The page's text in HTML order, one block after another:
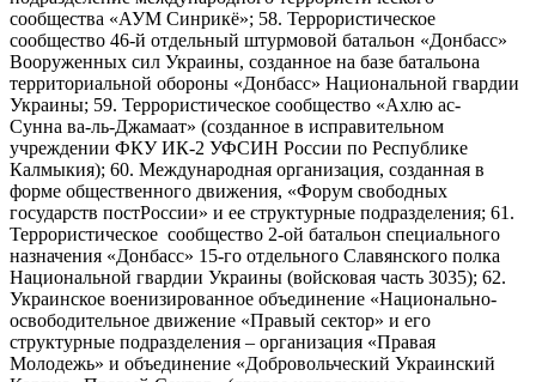
сообщества «АУМ Синрикё»; 58. Террористическое
сообщество 46-й отдельный штурмовой батальон «Донбасс»
Вооруженных сил Украины, созданное на базе батальона
территориальной обороны «Донбасс» Национальной гвардии
Украины; 59. Террористическое сообщество «Ахлю ас-
Сунна ва-ль-Джамаат» (созданное в исправительном
учреждении ФКУ ИК-2 УФСИН России по Республике
Калмыкия); 60. Международная организация, созданная в
форме общественного движения, «Форум свободных
государств постРоссии» и ее структурные подразделения; 61.
Террористическое сообщество 2-ой батальон специального
назначения «Донбасс» 15-го отдельного Славянского полка
Национальной гвардии Украины (войсковая часть 3035); 62.
Украинское военизированное объединение «Национально-
освободительное движение «Правый сектор» и его
структурные подразделения – организация «Правая
Молодежь» и объединение «Добровольческий Украинский